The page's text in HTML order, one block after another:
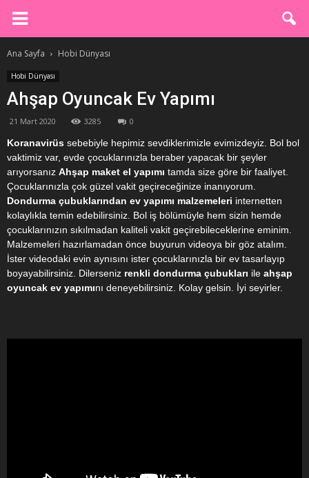
Ana Sayfa Hobi Dünyası
Hobi Dünyası
Ahşap Oyuncak Ev Yapımı
21 Mart 2020 3285 0
Koranavirüs sebebiyle hepimiz sevdiklerimizle evimizdeyiz. Bol bol
vaktimiz var, evde çocuklarınızla beraber yapacak bir şeyler
arıyorsanız Ahşap maket el yapımı tamda size göre bir faaliyet.
Çocuklarınızla çok güzel vakit geçireceğinize inanıyorum.
Dondurma çubuklarından ev yapımı malzemeleri internetten
kolaylıkla temin edebilirsiniz. Bol iş bölümüyle hem sizin hemde
çocuklarınızın sıkılmadan kaliteli vakit geçirebileceklerine eminim.
Malzemeleri hazırlamadan önce buyurun videoya bir göz atalım.
İster videodaki evin aynısını ister çocuklarınızla bir ev tasarlayıp
boyayabilirsiniz. Dilerseniz renkli dondurma çubukları ile ahşap
oyuncak ev yapımını deneyebilirsiniz. Kolay gelsin. İyi seyirler.